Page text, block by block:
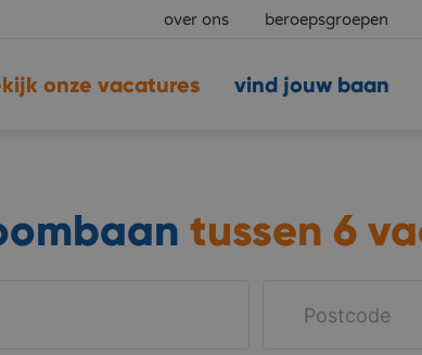
over ons beroepsgroepen
vind jouw baan
onze vacatures
tussen 6